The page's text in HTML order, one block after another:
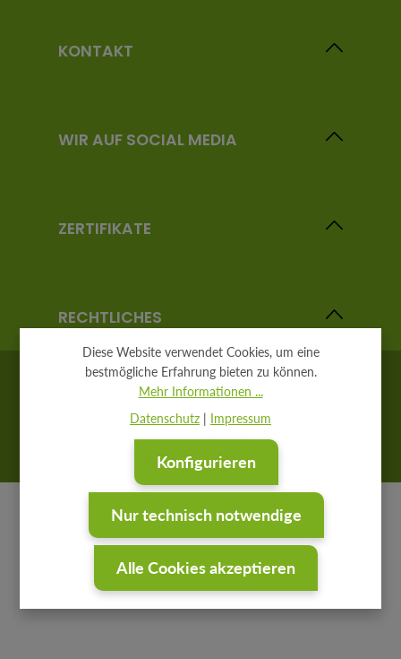
KONTAKT
WIR AUF SOCIAL MEDIA
ZERTIFIKATE
RECHTLICHES
IP SYSCON
GEOCADEMY
VIEWER DATAVIS
Diese Website verwendet Cookies, um eine
bestmögliche Erfahrung bieten zu können.
Mehr Informationen ...
Datenschutz | Impressum
Nur technisch notwendige
Konfigurieren
Alle Cookies akzeptieren